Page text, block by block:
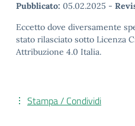
Pubblicato: 05.02.2025 -
Eccetto dove diversamente
stato rilasciato sotto Licenza
Attribuzione 4.0 Italia.
Stampa / Condividi